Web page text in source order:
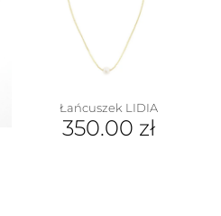
Łańcuszek LIDIA
350.00 zł